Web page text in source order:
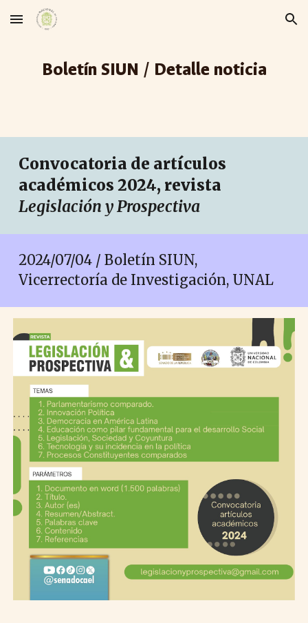
Skip to main content Skip to navigation
Boletín SIUN / Detalle noticia
Convocatoria de artículos
académicos 2024, revista
Legislación y Prospectiva
2024/07/04 / Boletín SIUN,
Vicerrectoría de Investigación, UNAL